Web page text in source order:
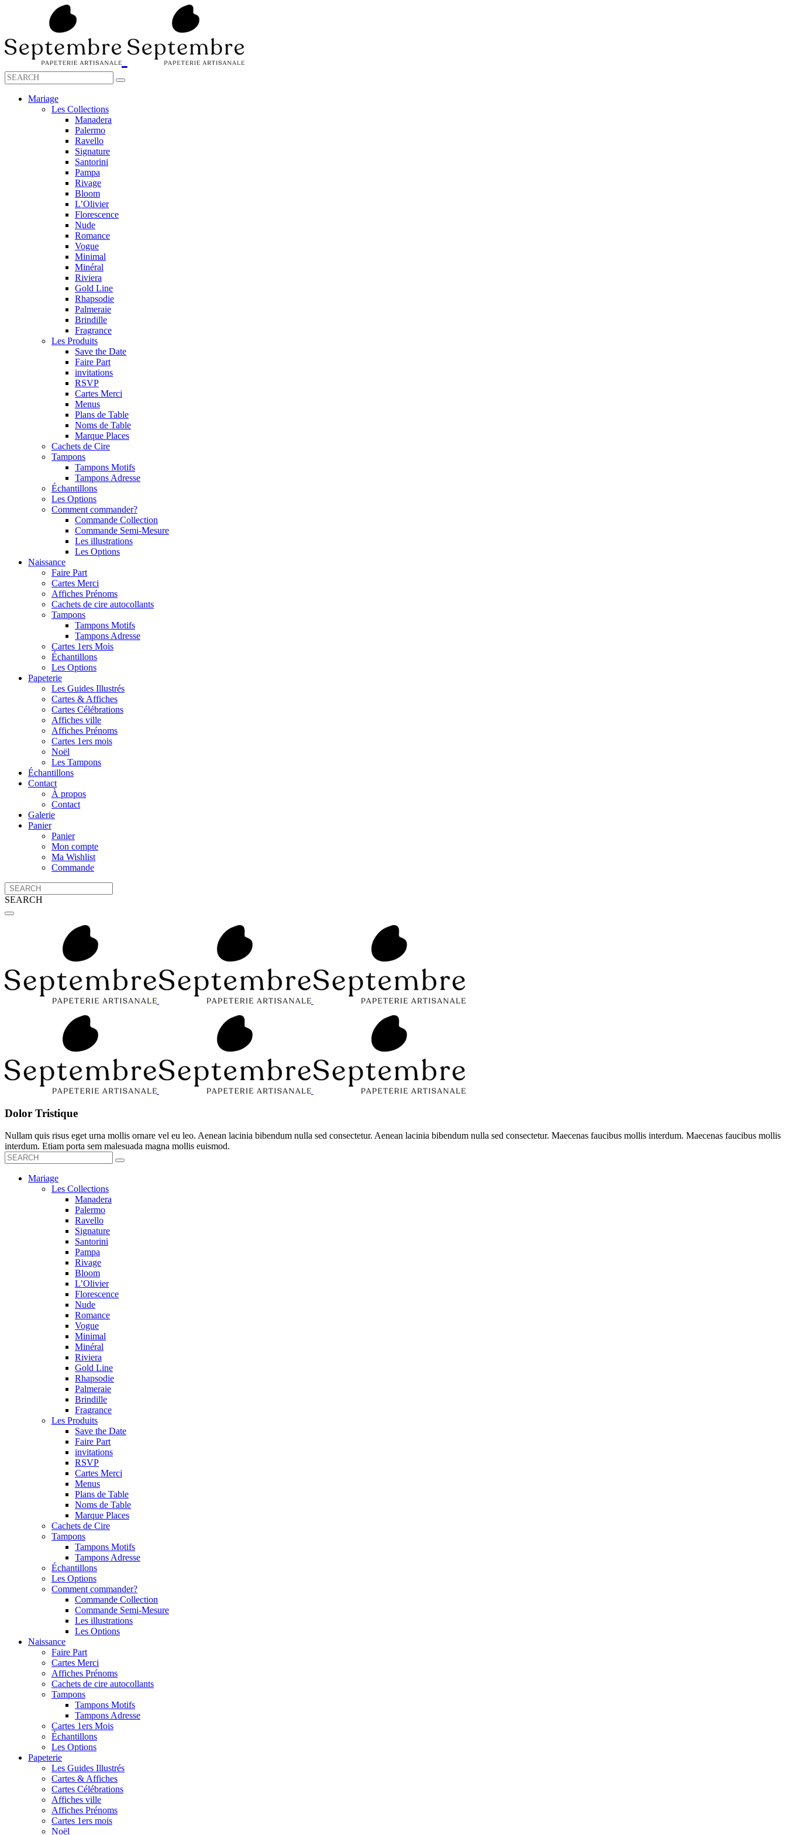
Mariage
Les Collections
Manadera
Palermo
Ravello
Signature
Santorini
Pampa
Rivage
Bloom
L’Olivier
Florescence
Nude
Romance
Vogue
Minimal
Minéral
Riviera
Gold Line
Rhapsodie
Palmeraie
Brindille
Fragrance
Les Produits
Save the Date
Faire Part
invitations
RSVP
Cartes Merci
Menus
Plans de Table
Noms de Table
Marque Places
Cachets de Cire
Tampons
Tampons Motifs
Tampons Adresse
Échantillons
Les Options
Comment commander?
Commande Collection
Commande Semi-Mesure
Les illustrations
Les Options
Naissance
Faire Part
Cartes Merci
Affiches Prénoms
Cachets de cire autocollants
Tampons
Tampons Motifs
Tampons Adresse
Cartes 1ers Mois
Échantillons
Les Options
Papeterie
Les Guides Illustrés
Cartes & Affiches
Cartes Célébrations
Affiches ville
Affiches Prénoms
Cartes 1ers mois
Noël
Les Tampons
Échantillons
Contact
À propos
Contact
Galerie
Panier
Panier
Mon compte
Ma Wishlist
Commande
SEARCH
Dolor Tristique
Nullam quis risus eget urna mollis ornare vel eu leo. Aenean lacinia bibendum nulla sed consectetur. Aenean lacinia bibendum nulla sed consectetur. Maecenas faucibus mollis interdum. Maecenas faucibus mollis
interdum. Etiam porta sem malesuada magna mollis euismod.
Mariage
Les Collections
Manadera
Palermo
Ravello
Signature
Santorini
Pampa
Rivage
Bloom
L’Olivier
Florescence
Nude
Romance
Vogue
Minimal
Minéral
Riviera
Gold Line
Rhapsodie
Palmeraie
Brindille
Fragrance
Les Produits
Save the Date
Faire Part
invitations
RSVP
Cartes Merci
Menus
Plans de Table
Noms de Table
Marque Places
Cachets de Cire
Tampons
Tampons Motifs
Tampons Adresse
Échantillons
Les Options
Comment commander?
Commande Collection
Commande Semi-Mesure
Les illustrations
Les Options
Naissance
Faire Part
Cartes Merci
Affiches Prénoms
Cachets de cire autocollants
Tampons
Tampons Motifs
Tampons Adresse
Cartes 1ers Mois
Échantillons
Les Options
Papeterie
Les Guides Illustrés
Cartes & Affiches
Cartes Célébrations
Affiches ville
Affiches Prénoms
Cartes 1ers mois
Noël